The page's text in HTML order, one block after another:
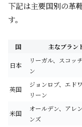
下記は主要国別の革
す。
国 主なブラン
日本
リーガル、スコッ
ン
英国
ジョンロブ、エド
リーン
米国
オールデン、アレ
ンズ